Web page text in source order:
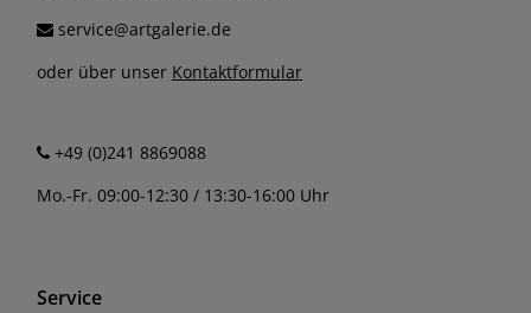
service@artgalerie.de
oder über unser Kontaktformular
+49 (0)241 8869088
Mo.-Fr. 09:00-12:30 / 13:30-16:00 Uhr
Service